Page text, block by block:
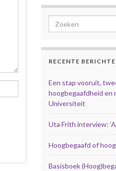
Search for:
RECENTE
Een stap vooruit,
hoogbegaafdheid en
Universiteit
Uta Frith interview:
Hoogbegaafd of
Basisboek